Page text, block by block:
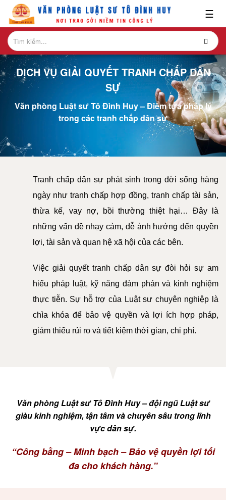
GIỚI
THIỆU
LĨNH
VỰC
NGHỀ
CỨU-
ẤN
☰
DỊCH VỤ GIẢI QUYẾT TRANH CHẤP DÂN
SỰ
Văn phòng Luật sư Tô Đình Huy – Điểm tựa pháp lý
trong các tranh chấp dân sự
Tranh chấp dân sự phát sinh trong đời sống hàng
ngày như tranh chấp hợp đồng, tranh chấp tài sản,
thừa kế, vay nợ, bồi thường thiệt hại… Đây là
những vấn đề nhạy cảm, dễ ảnh hưởng đến quyền
lợi, tài sản và quan hệ xã hội của các bên.
Việc giải quyết tranh chấp dân sự đòi hỏi sự am
hiểu pháp luật, kỹ năng đàm phán và kinh nghiệm
thực tiễn. Sự hỗ trợ của Luật sư chuyên nghiệp là
chìa khóa để bảo vệ quyền và lợi ích hợp pháp,
giảm thiểu rủi ro và tiết kiệm thời gian, chi phí.
Văn phòng Luật sư Tô Đình Huy – đội ngũ Luật sư
giàu kinh nghiệm, tận tâm và chuyên sâu trong lĩnh
vực dân sự.
“Công bằng – Minh bạch – Bảo vệ quyền lợi tối
đa cho khách hàng.”